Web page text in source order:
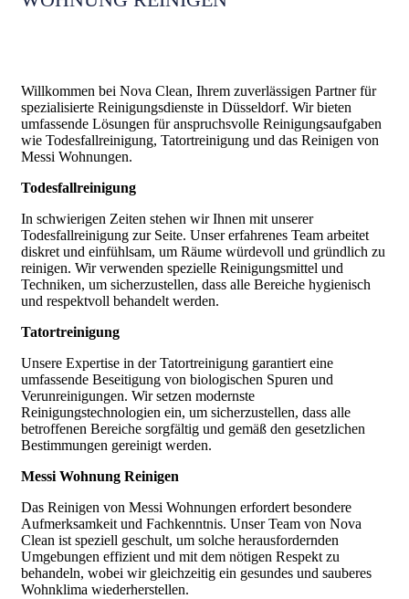
Willkommen bei Nova Clean, Ihrem zuverlässigen Partner für
spezialisierte Reinigungsdienste in Düsseldorf. Wir bieten
umfassende Lösungen für anspruchsvolle Reinigungsaufgaben
wie Todesfallreinigung, Tatortreinigung und das Reinigen von
Messi Wohnungen.
Todesfallreinigung
In schwierigen Zeiten stehen wir Ihnen mit unserer
Todesfallreinigung zur Seite. Unser erfahrenes Team arbeitet
diskret und einfühlsam, um Räume würdevoll und gründlich zu
reinigen. Wir verwenden spezielle Reinigungsmittel und
Techniken, um sicherzustellen, dass alle Bereiche hygienisch
und respektvoll behandelt werden.
Tatortreinigung
Unsere Expertise in der Tatortreinigung garantiert eine
umfassende Beseitigung von biologischen Spuren und
Verunreinigungen. Wir setzen modernste
Reinigungstechnologien ein, um sicherzustellen, dass alle
betroffenen Bereiche sorgfältig und gemäß den gesetzlichen
Bestimmungen gereinigt werden.
Messi Wohnung Reinigen
Das Reinigen von Messi Wohnungen erfordert besondere
Aufmerksamkeit und Fachkenntnis. Unser Team von Nova
Clean ist speziell geschult, um solche herausfordernden
Umgebungen effizient und mit dem nötigen Respekt zu
behandeln, wobei wir gleichzeitig ein gesundes und sauberes
Wohnklima wiederherstellen.